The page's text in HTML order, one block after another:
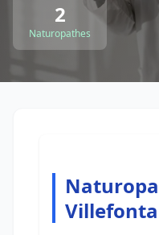
2
Naturopathes